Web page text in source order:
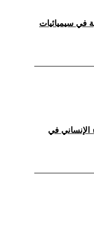
في سيميائيات
الإنساني في